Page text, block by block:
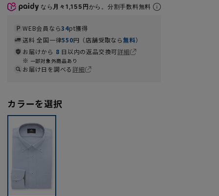
なら 月々1,155円から。分割手数料無料
WEB会員なら34pt獲得
送料 全国一律550円（店舗受取なら無料）
お届けから 8 日以内の返品交換可詳細
一部対象外商品あり
お届け日を調べる詳細
カラーを選択